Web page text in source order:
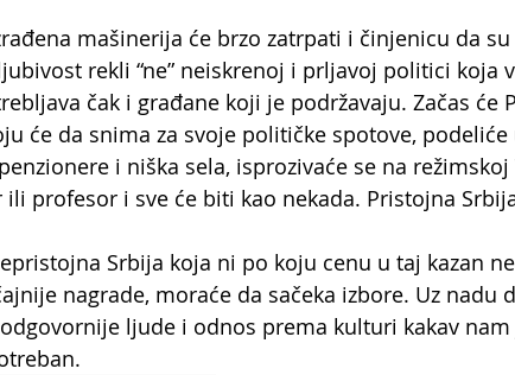
mašinerija će brzo zatrpati i činjenicu da
rekli “ne” neiskrenoj i prljavoj politici koja
čak i građane koji je podržavaju. Začas će
će da snima za svoje političke spotove, podeliće
i niška sela, isprozivaće se na
ili profesor i sve će biti kao nekada. Pristojna
Srbija koja ni po koju cenu u taj kazan
nagrade, moraće da sačeka izbore. Uz nadu
ljude i odnos prema kulturi kakav nam